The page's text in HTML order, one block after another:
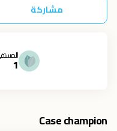
مشاركة
1
Case champion